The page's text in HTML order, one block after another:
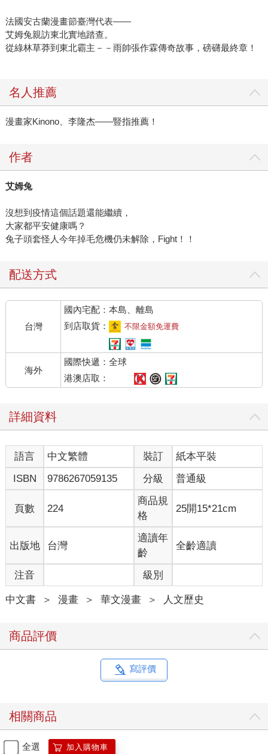
法國安古蘭漫畫節臺灣代表——
艾姆兔親訪東北實地踏查。
從綠林草莽到東北霸主－－雨帥張作霖傳奇故事，磅礴最終章！
名人推薦
漫畫家Kinono、李隆杰——豎指推薦！
作者
艾姆兔
沒想到疫情這個話題還能繼續，
大家都平安健康嗎？
兔子頭套怪人今年掉毛危機仍未解除，Fight！！
配送方式
台灣
國內宅配：本島、離島
到店取貨：
不限金額免運費
海外
國際快遞：全球
港澳店取：
詳細資料
語言 中文繁體 裝訂
紙本平裝
ISBN
9786267059135 分級 普通級
頁數 224
商品規
格
25開15*21cm
出版地 台灣
適讀年
齡
全齡適讀
注音 級別
中文書 ＞ 漫畫 ＞ 華文漫畫 ＞ 人文歷史
商品評價
寫評價
相關商品
全選 加入購物車